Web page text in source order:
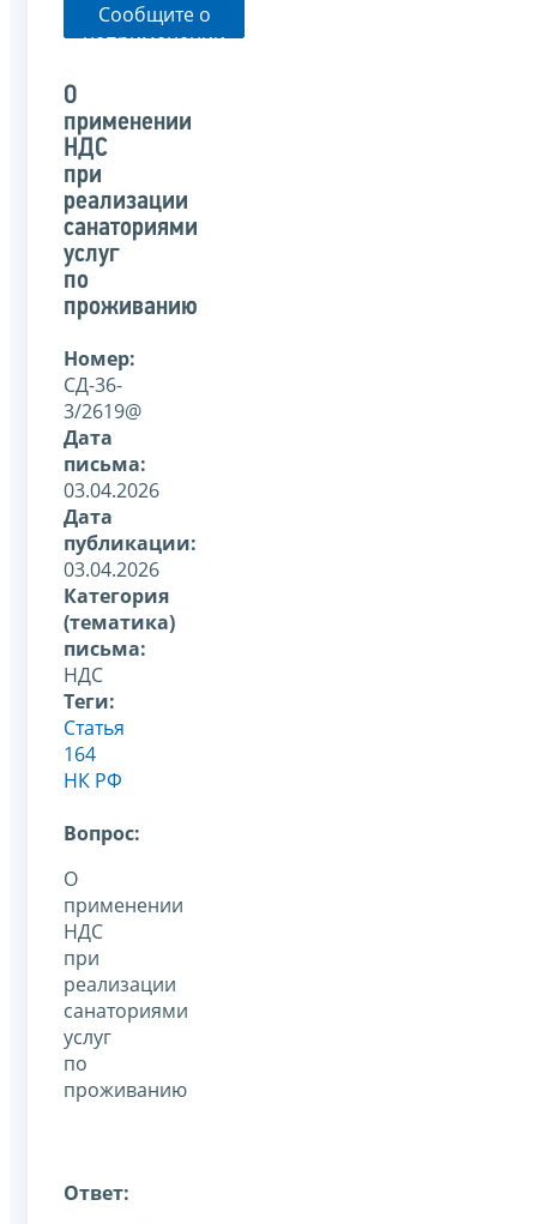
Сообщите о
неприменении
указанного
О
применении
НДС
при
реализации
санаториями
услуг
по
проживанию
Номер:
СД-36-
3/2619@
Дата
письма:
03.04.2026
Дата
публикации:
03.04.2026
Категория
(тематика)
письма:
НДС
Теги:
Статья
164
НК РФ
Вопрос:
О
применении
НДС
при
реализации
санаториями
услуг
по
проживанию
Ответ: